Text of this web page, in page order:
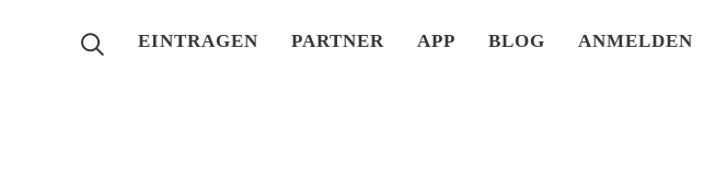
ANMELDEN
BLOG
APP
PARTNER
EINTRAGEN ×